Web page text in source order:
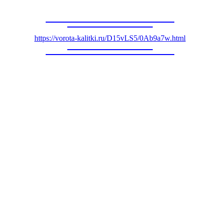
https://vorota-kalitki.ru/D15vLS5/0Ab9a7w.html